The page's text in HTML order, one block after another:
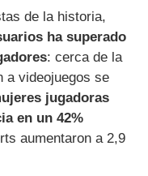
de la historia,
ha superado
: cerca de la
a videojuegos se
jugadoras
en un 42%
aumentaron a 2,9